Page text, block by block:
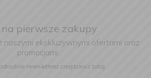
pierwsze zakupy
naszymi ekskluzywnymi ofertami oraz
promocjami.
newslettera znajdziesz tutaj.